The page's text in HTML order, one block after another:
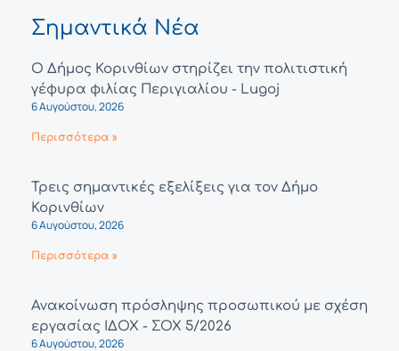
Σημαντικά Νέα
Ο Δήμος Κορινθίων στηρίζει την πολιτιστική
γέφυρα φιλίας Περιγιαλίου - Lugoj
6 Αυγούστου, 2026
Περισσότερα »
Τρεις σημαντικές εξελίξεις για τον Δήμο
Κορινθίων
6 Αυγούστου, 2026
Περισσότερα »
Ανακοίνωση πρόσληψης προσωπικού με σχέση
εργασίας ΙΔΟΧ - ΣΟΧ 5/2026
6 Αυγούστου, 2026